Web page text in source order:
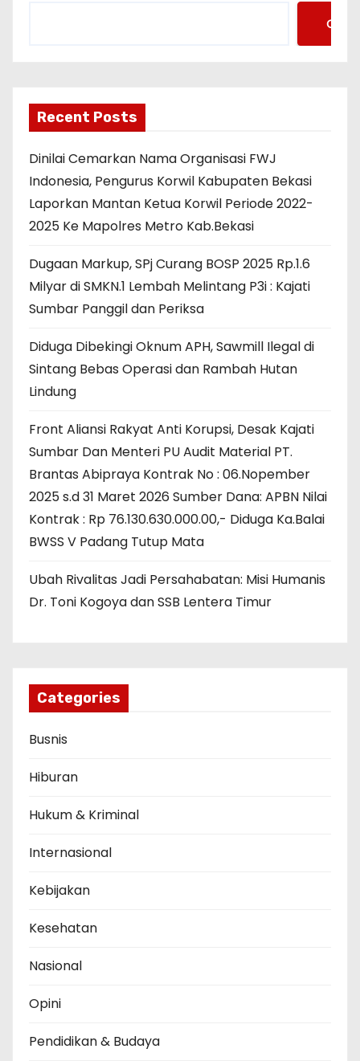
Cari
Recent Posts
Dinilai Cemarkan Nama Organisasi FWJ
Indonesia, Pengurus Korwil Kabupaten Bekasi
Laporkan Mantan Ketua Korwil Periode 2022-
2025 Ke Mapolres Metro Kab.Bekasi
Dugaan Markup, SPj Curang BOSP 2025 Rp.1.6
Milyar di SMKN.1 Lembah Melintang P3i : Kajati
Sumbar Panggil dan Periksa
Diduga Dibekingi Oknum APH, Sawmill Ilegal di
Sintang Bebas Operasi dan Rambah Hutan
Lindung
Front Aliansi Rakyat Anti Korupsi, Desak Kajati
Sumbar Dan Menteri PU Audit Material PT.
Brantas Abipraya Kontrak No : 06.Nopember
2025 s.d 31 Maret 2026 Sumber Dana: APBN Nilai
Kontrak : Rp 76.130.630.000.00,- Diduga Ka.Balai
BWSS V Padang Tutup Mata
Ubah Rivalitas Jadi Persahabatan: Misi Humanis
Dr. Toni Kogoya dan SSB Lentera Timur
Categories
Busnis
Hiburan
Hukum & Kriminal
Internasional
Kebijakan
Kesehatan
Nasional
Opini
Pendidikan & Budaya